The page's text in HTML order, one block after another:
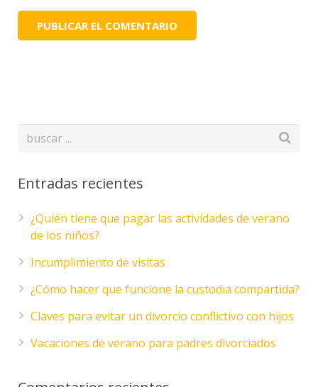
Entradas recientes
¿Quién tiene que pagar las actividades de verano
de los niños?
Incumplimiento de visitas
¿Cómo hacer que funcione la custodia compartida?
Claves para evitar un divorcio conflictivo con hijos
Vacaciones de verano para padres divorciados